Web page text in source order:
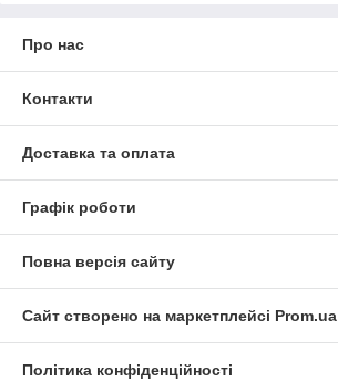
Про нас
Контакти
Доставка та оплата
Графік роботи
Повна версія сайту
Сайт створено на маркетплейсі Prom.ua
Політика конфіденційності